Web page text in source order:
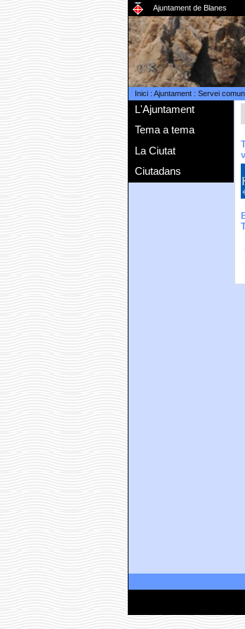
Ajuntament de Blanes
Inici: Ajuntament: Servei
L'Ajuntament
Tema a tema
La Ciutat
Ciutadans